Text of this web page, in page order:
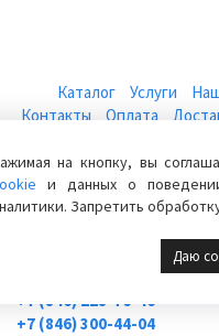
Каталог
Услуги
Контакты
Оплата
Холодильное
Холодильные камеры
Вентиляция
+7 (846) 228-76-46
+7 (846) 300-44-04
на кнопку, вы
и данных о
Запретить
Даю